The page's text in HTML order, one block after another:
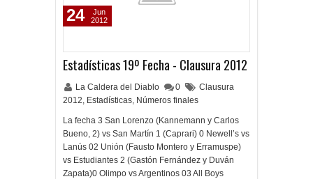
Estadísticas 19º Fecha - Clausura 2012
La Caldera del Diablo 0
Clausura
2012, Estadísticas, Números finales
La fecha 3 San Lorenzo (Kannemann y Carlos
Bueno, 2) vs San Martín 1 (Caprari) 0 Newell’s vs
Lanús 02 Unión (Fausto Montero y Erramuspe)
vs Estudiantes 2 (Gastón Fernández y Duván
Zapata)0 Olimpo vs Argentinos 03 All Boys
24
Jun
2012